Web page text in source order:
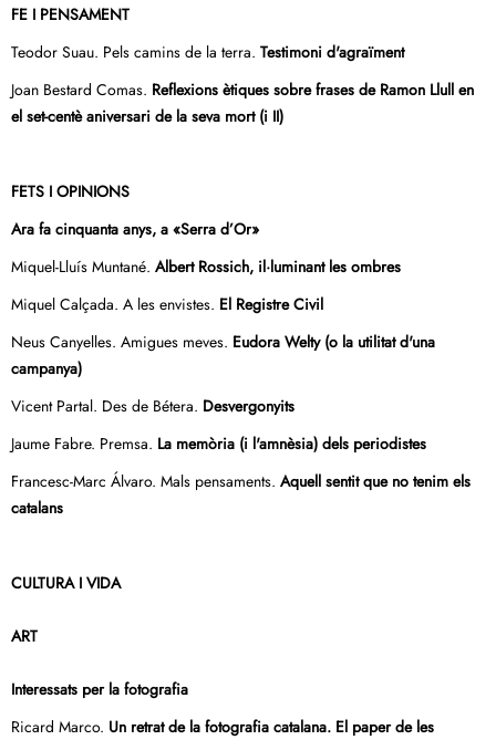
FE I PENSAMENT
Teodor Suau. Pels camins de la terra. Testimoni d'agraïment
Joan Bestard Comas. Reflexions ètiques sobre frases de Ramon Llull en
el set-centè aniversari de la seva mort (i II)
FETS I OPINIONS
Ara fa cinquanta anys, a «Serra d’Or»
Miquel-Lluís Muntané. Albert Rossich, il·luminant les ombres
Miquel Calçada. A les envistes. El Registre Civil
Neus Canyelles. Amigues meves. Eudora Welty (o la utilitat d'una
campanya)
Vicent Partal. Des de Bétera. Desvergonyits
Jaume Fabre. Premsa. La memòria (i l'amnèsia) dels periodistes
Francesc-Marc Álvaro. Mals pensaments. Aquell sentit que no tenim els
catalans
CULTURA I VIDA
ART
Interessats per la fotografia
Ricard Marco. Un retrat de la fotografia catalana. El paper de les